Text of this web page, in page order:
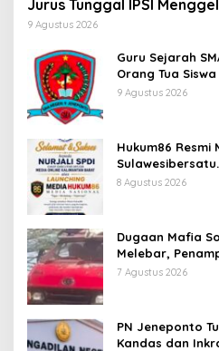
Jurus Tunggal IPSI
Kemanusiaan
9 Agustus 2026
Guru Sejarah
Orang Tua
Sekolah Bungkam
9 Agustus 2026
Hukum86 Resmi
Informasi
8 Agustus 2026
Dugaan Mafia
Melebar,
7 Agustus 2026
PN Jeneponto
Kandas dan